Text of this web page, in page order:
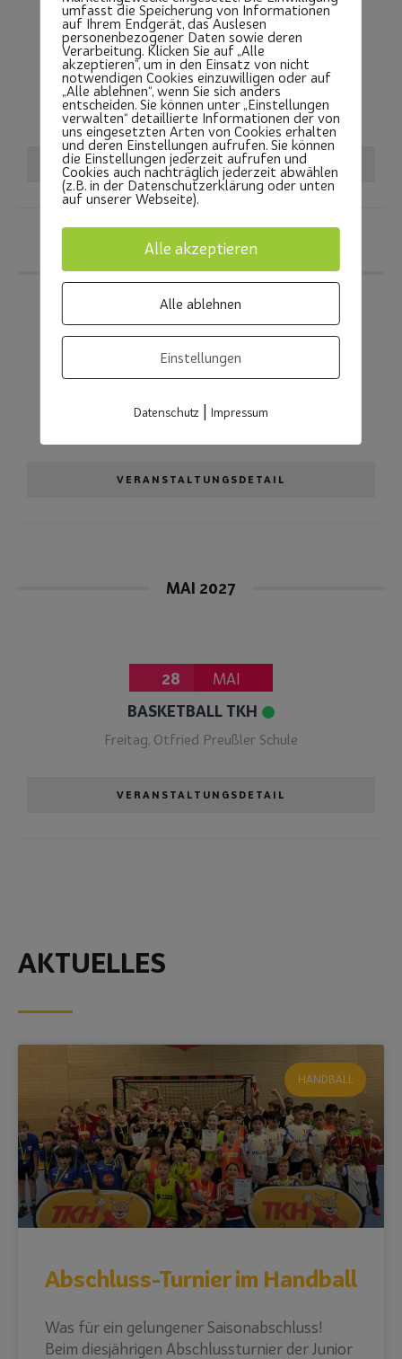
03
DEZ.
FUSSBALL TKH
Donnerstag, Otfried Preußler Schule
VERANSTALTUNGSDETAIL
APRIL 2027
23
APR.
Otfried Preußler Schule
VERANSTALTUNGSDETAIL
MAI 2027
28
MAI
BASKETBALL TKH
Freitag, Otfried Preußler Schule
VERANSTALTUNGSDETAIL
AKTUELLES
HANDBALL
Abschluss-Turnier im Handball
Was für ein gelungener Saisonabschluss!
Beim diesjährigen Abschlussturnier der Junior
umfasst die Speicherung von Informationen
auf Ihrem Endgerät, das Auslesen
personenbezogener Daten sowie deren
Verarbeitung. Klicken Sie auf „Alle
akzeptieren“, um in den Einsatz von nicht
notwendigen Cookies einzuwilligen oder auf
„Alle ablehnen“, wenn Sie sich anders
entscheiden. Sie können unter „Einstellungen
verwalten“ detaillierte Informationen der von
uns eingesetzten Arten von Cookies erhalten
und deren Einstellungen aufrufen. Sie können
die Einstellungen jederzeit aufrufen und
Cookies auch nachträglich jederzeit abwählen
(z.B. in der Datenschutzerklärung oder unten
auf unserer Webseite).
Alle akzeptieren
Alle ablehnen
Einstellungen
Datenschutz| Impressum